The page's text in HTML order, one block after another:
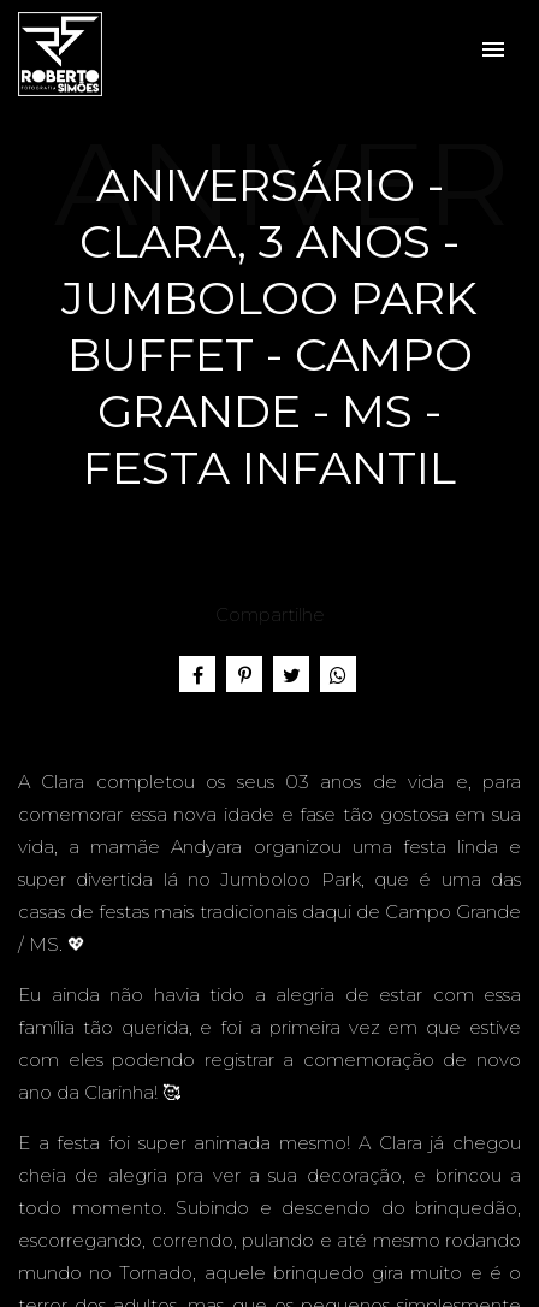
menu
ANIVERSÁRIO -
CLARA, 3 ANOS -
JUMBOLOO PARK
BUFFET - CAMPO
GRANDE - MS -
FESTA INFANTIL
ANIVER
SÁRIO -
CLARA,
3 ANOS
-
JUMBO
LOO
PARK
Compartilhe
A Clara completou os seus 03 anos de vida e, para
comemorar essa nova idade e fase tão gostosa em sua
vida, a mamãe Andyara organizou uma festa linda e
super divertida lá no Jumboloo Park, que é uma das
casas de festas mais tradicionais daqui de Campo Grande
/ MS. 💖
Eu ainda não havia tido a alegria de estar com essa
família tão querida, e foi a primeira vez em que estive
com eles podendo registrar a comemoração de novo
ano da Clarinha! 🥰
E a festa foi super animada mesmo! A Clara já chegou
cheia de alegria pra ver a sua decoração, e brincou a
todo momento. Subindo e descendo do brinquedão,
escorregando, correndo, pulando e até mesmo rodando
mundo no Tornado, aquele brinquedo gira muito e é o